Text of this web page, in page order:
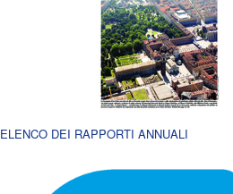
ELENCO DEI RAPPORTI ANNUALI